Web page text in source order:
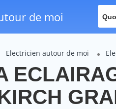
de moi
Electricien autour de moi